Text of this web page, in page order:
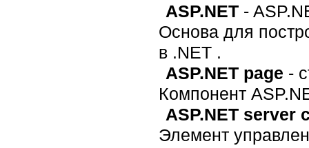
ASP.NET -
Основа для
в .NET .
ASP.NET page -
Компонент
ASP.NET server
Элемент